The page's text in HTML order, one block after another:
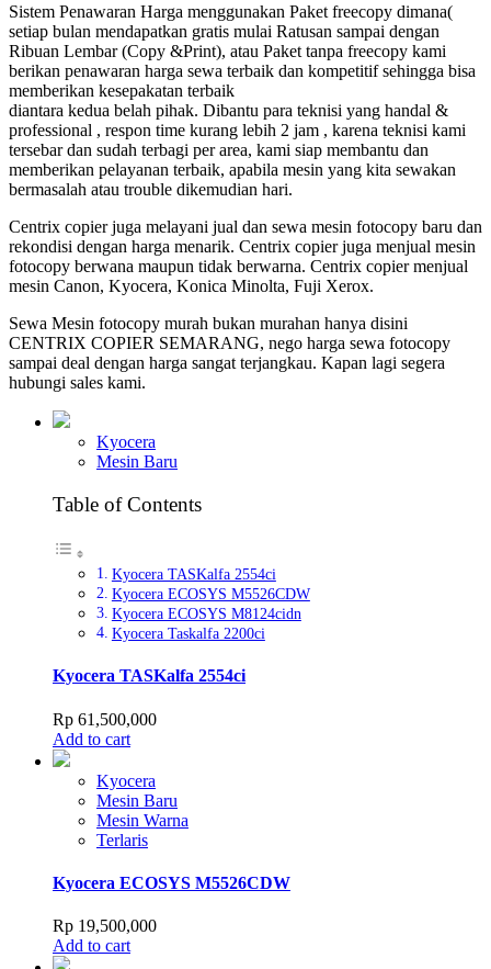
Sistem Penawaran Harga menggunakan Paket freecopy dimana(
setiap bulan mendapatkan gratis mulai Ratusan sampai dengan
Ribuan Lembar (Copy &Print), atau Paket tanpa freecopy kami
berikan penawaran harga sewa terbaik dan kompetitif sehingga bisa
memberikan kesepakatan terbaik
diantara kedua belah pihak. Dibantu para teknisi yang handal &
professional , respon time kurang lebih 2 jam , karena teknisi kami
tersebar dan sudah terbagi per area, kami siap membantu dan
memberikan pelayanan terbaik, apabila mesin yang kita sewakan
bermasalah atau trouble dikemudian hari.
Centrix copier juga melayani jual dan sewa mesin fotocopy baru dan
rekondisi dengan harga menarik. Centrix copier juga menjual mesin
fotocopy berwana maupun tidak berwarna. Centrix copier menjual
mesin Canon, Kyocera, Konica Minolta, Fuji Xerox.
Sewa Mesin fotocopy murah bukan murahan hanya disini
CENTRIX COPIER SEMARANG, nego harga sewa fotocopy
sampai deal dengan harga sangat terjangkau. Kapan lagi segera
hubungi sales kami.
Kyocera
Mesin Baru
Table of Contents
Kyocera TASKalfa 2554ci
Kyocera ECOSYS M5526CDW
Kyocera ECOSYS M8124cidn
Kyocera Taskalfa 2200ci
Kyocera TASKalfa 2554ci
Rp 61,500,000
Add to cart
Kyocera
Mesin Baru
Mesin Warna
Terlaris
Kyocera ECOSYS M5526CDW
Rp 19,500,000
Add to cart